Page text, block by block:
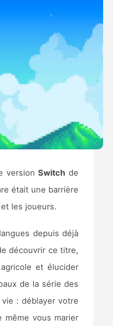
versionSwitch de
était une barrière
les joueurs.
depuis déjà
découvrir ce titre,
et élucider
de la série des
: déblayer votre
vous marier